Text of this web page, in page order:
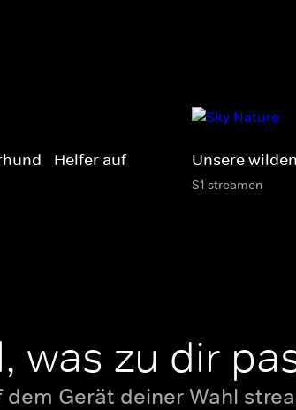
- Helfer auf
Unsere
S1 streamen
was zu dir
dem Gerät deiner Wahl